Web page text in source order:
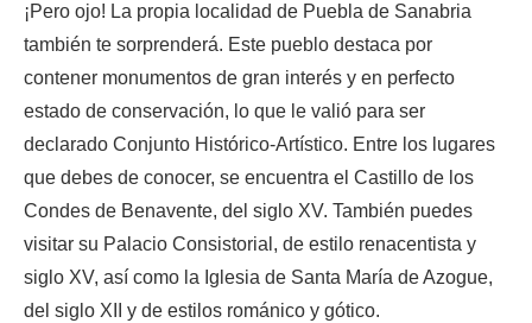
¡Pero ojo! La propia localidad de Puebla de Sanabria
también te sorprenderá. Este pueblo destaca por
contener monumentos de gran interés y en perfecto
estado de conservación, lo que le valió para ser
declarado Conjunto Histórico-Artístico. Entre los lugares
que debes de conocer, se encuentra el Castillo de los
Condes de Benavente, del siglo XV. También puedes
visitar su Palacio Consistorial, de estilo renacentista y
siglo XV, así como la Iglesia de Santa María de Azogue,
del siglo XII y de estilos románico y gótico.